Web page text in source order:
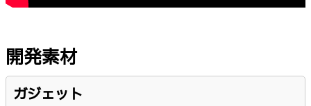
開発素材
ガジェット